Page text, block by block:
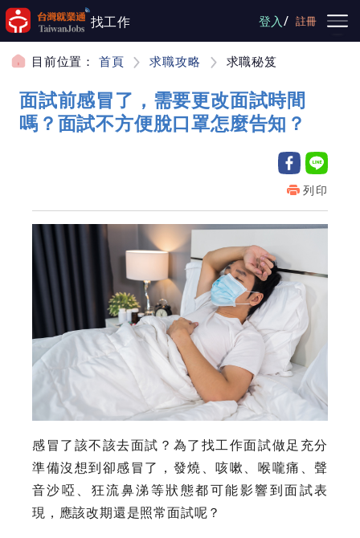
跳到主要內容
找工作 登入/ 註冊
目前位置： 首頁 求職攻略 求職秘笈
面試前感冒了，需要更改面試時間
嗎？面試不方便脫口罩怎麼告知？
列印
感冒了該不該去面試？為了找工作面試做足充分
準備沒想到卻感冒了，發燒、咳嗽、喉嚨痛、聲
音沙啞、狂流鼻涕等狀態都可能影響到面試表
現，應該改期還是照常面試呢？